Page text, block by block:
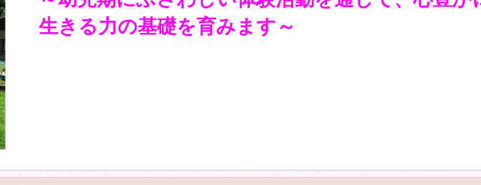
生きる力の基礎を育みます～